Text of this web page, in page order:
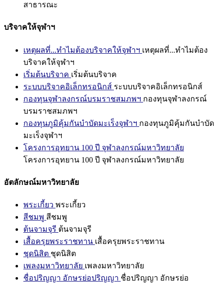
สาธารณะ
บริจาคให้จุฬาฯ
เหตุผลที่...ทำไมต้องบริจาคให้จุฬาฯ เหตุผลที่...ทำไมต้อง
บริจาคให้จุฬาฯ
เริ่มต้นบริจาค เริ่มต้นบริจาค
ระบบบริจาคอิเล็กทรอนิกส์ ระบบบริจาคอิเล็กทรอนิกส์
กองทุนจุฬาลงกรณ์บรมราชสมภพฯ กองทุนจุฬาลงกรณ์
บรมราชสมภพฯ
กองทุนภูมิคุ้มกันบำบัดมะเร็งจุฬาฯ กองทุนภูมิคุ้มกันบำบัด
มะเร็งจุฬาฯ
โครงการอุทยาน 100 ปี จุฬาลงกรณ์มหาวิทยาลัย
โครงการอุทยาน 100 ปี จุฬาลงกรณ์มหาวิทยาลัย
อัตลักษณ์มหาวิทยาลัย
พระเกี้ยว พระเกี้ยว
สีชมพู สีชมพู
ต้นจามจุรี ต้นจามจุรี
เสื้อครุยพระราชทาน เสื้อครุยพระราชทาน
ชุดนิสิต ชุดนิสิต
เพลงมหาวิทยาลัย เพลงมหาวิทยาลัย
ชื่อปริญญา อักษรย่อปริญญา ชื่อปริญญา อักษรย่อ